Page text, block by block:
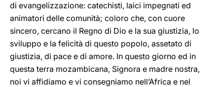
di evangelizzazione: catechisti, laici impegnati ed
animatori delle comunità; coloro che, con cuore
sincero, cercano il Regno di Dio e la sua giustizia, lo
sviluppo e la felicità di questo popolo, assetato di
giustizia, di pace e di amore. In questo giorno ed in
questa terra mozambicana, Signora e madre nostra,
noi vi affidiamo e vi consegniamo nell’Africa e nel